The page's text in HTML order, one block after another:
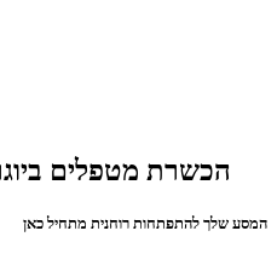
הכשרת מטפלים
המסע שלך להתפתחות רוחנית מתחיל כאן